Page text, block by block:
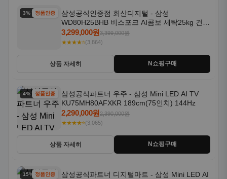
3% 할인정품인증
삼성공식인증점 회산디지털 - 삼성
WD80H25BHB 비스포크 AI콤보 세탁25kg 건조
18kg 26년형 일체형 1등급
3,299,000원3,399,000원
★★★★⭐(3,864)
상품 자세히 N쇼핑구매
4% 할인정품인증
삼성공식파트너 우주 - 삼성 Mini LED AI TV
KU75MH80AFXKR 189cm(75인치) 144Hz
2,290,000원2,390,000원
★★★★⭐(3,065)
상품 자세히 N쇼핑구매
15% 할인정품인증
삼성공식파트너 디지털마트 - 삼성 Mini LED AI